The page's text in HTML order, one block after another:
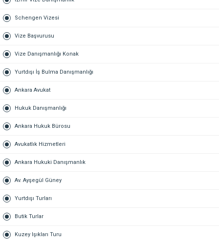
Schengen Vizesi
Vize Başvurusu
Vize Danışmanlığı Konak
Yurtdışı İş Bulma Danışmanlığı
Ankara Avukat
Hukuk Danışmanlığı
Ankara Hukuk Bürosu
Avukatlık Hizmetleri
Ankara Hukuki Danışmanlık
Av. Ayşegül Güney
Yurtdışı Turları
Butik Turlar
Kuzey Işıkları Turu